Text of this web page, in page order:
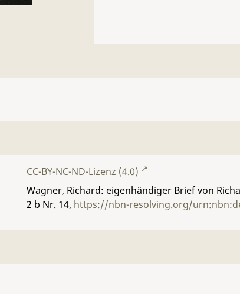
CC-BY-NC-ND-Lizenz (4.0)
Wagner, Richard: eigenhändiger Brief von
2 b Nr. 14, https://nbn-resolving.org/